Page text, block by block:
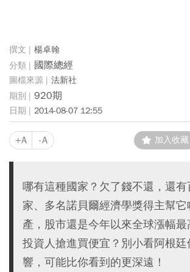
楊卓翰
國際總經
法新社
920期
2014-08-07 12:55
+A -A 加入收藏
哪有這種國家？欠了錢不還，還
家、多名諾貝爾經濟學獎得主幫
產，股市還是今年以來全球漲幅
投資人搶進買便宜？別小看阿根
響，可能比你看到的更深遠！